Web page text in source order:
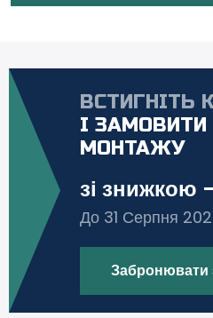
ВСТИГНІТЬ
І ЗАМОВИТИ
МОНТАЖУ
зі знижкою
До 31 Серпня
Забронювати